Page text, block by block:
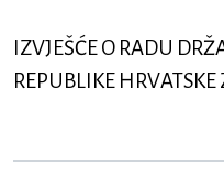
IZVJEŠĆE O RADU
REPUBLIKE